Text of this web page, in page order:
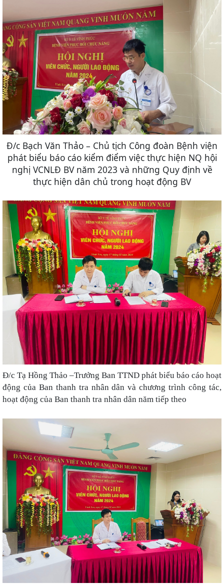
Đ/c Bạch Văn Thảo – Chủ tịch Công đoàn Bệnh viện
phát biểu báo cáo kiểm điểm việc thực hiện NQ hội
nghị VCNLĐ BV năm 2023 và những Quy định về
thực hiện dân chủ trong hoạt động BV
Đ/c Tạ Hồng Thảo –Trưởng Ban TTND phát biểu báo cáo hoạt
động của Ban thanh tra nhân dân và chương trình công tác,
hoạt động của Ban thanh tra nhân dân năm tiếp theo